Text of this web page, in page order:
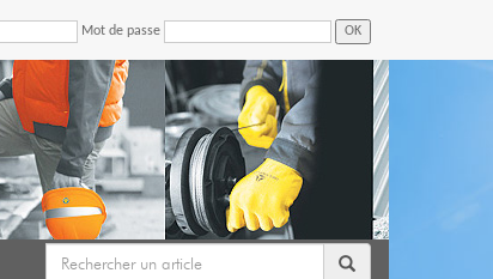
Mot de passe OK